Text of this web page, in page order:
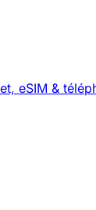
eSIM &